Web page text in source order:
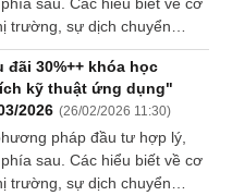
trường, sự dịch chuyển
ngành… đều là những
thiếu trong hành trình đi
đãi 30%++ khóa học
kỹ thuật ứng dụng"
2026 (26/02/2026 11:30)
pháp đầu tư hợp lý,
sau. Các hiểu biết về cơ
trường, sự dịch chuyển